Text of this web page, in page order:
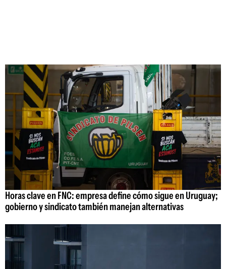
Horas clave en FNC: empresa define cómo sigue en Uruguay;
gobierno y sindicato también manejan alternativas